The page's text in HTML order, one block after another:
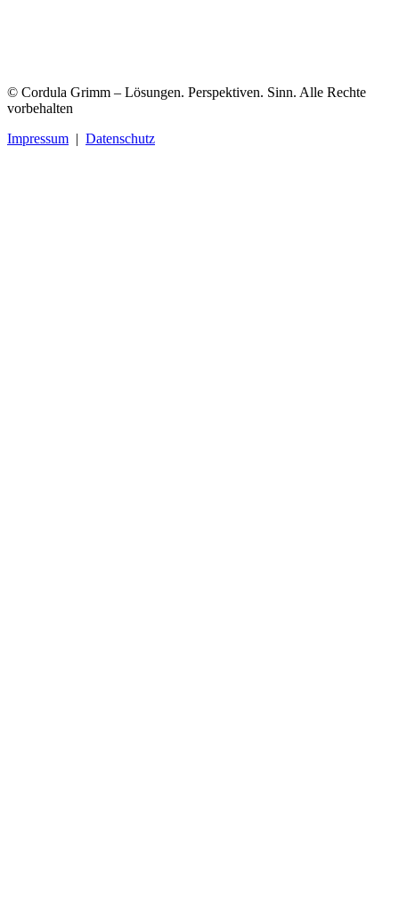
© Cordula Grimm – Lösungen. Perspektiven. Sinn. Alle Rechte
vorbehalten
Impressum | Datenschutz